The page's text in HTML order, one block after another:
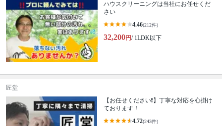
ハウスクリーニングは当社にお任せくだ
さい
4.46(212件)
32,200円/ 1LDK以下
匠堂
【お任せください❗️】丁寧な対応を心掛け
ております！
4.72(243件)